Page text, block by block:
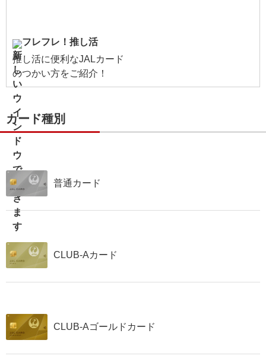
フレフレ！推し活
推し活に便利なJALカード
のつかい方をご紹介！
カード種別
普通カード
CLUB-Aカード
CLUB-Aゴールドカード